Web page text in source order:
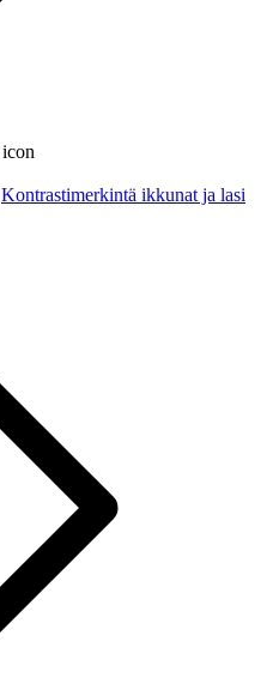
Kontrastimerkintä ikkunat ja lasi